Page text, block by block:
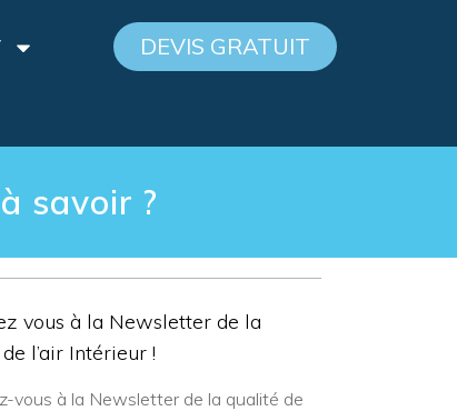
DEVIS GRATUIT
savoir ?
vous à la Newsletter de la
l’air Intérieur !
vous à la Newsletter de la qualité de